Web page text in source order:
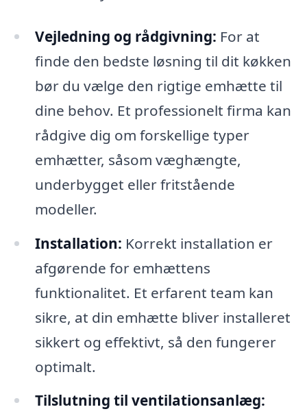
Vejledning og rådgivning: For at
finde den bedste løsning til dit køkken
bør du vælge den rigtige emhætte til
dine behov. Et professionelt firma kan
rådgive dig om forskellige typer
emhætter, såsom væghængte,
underbygget eller fritstående
modeller.
Installation: Korrekt installation er
afgørende for emhættens
funktionalitet. Et erfarent team kan
sikre, at din emhætte bliver installeret
sikkert og effektivt, så den fungerer
optimalt.
Tilslutning til ventilationsanlæg: